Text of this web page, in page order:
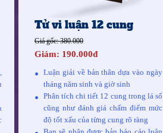
Tử vi luận 12 cung
Giá gốc: 380.000
Giảm: 190.000đ
Luận giải về bản thân dựa vào ngày
tháng năm sinh và giờ sinh
Phân tích chi tiết 12 cung trong lá số
cũng như đánh giá chấm điểm mức
độ tốt xấu của từng cung rõ ràng